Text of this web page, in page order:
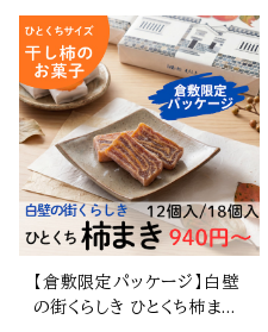
【倉敷限定パッケージ】白壁
の街くらしき ひとくち柿まき